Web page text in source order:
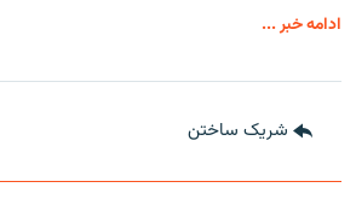
ادامه خبر ...
شریک ساختن